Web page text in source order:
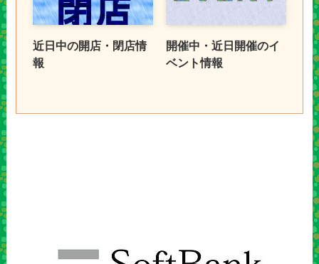
近日中の開店・閉店情
報
開催中・近日開催のイ
ベント情報